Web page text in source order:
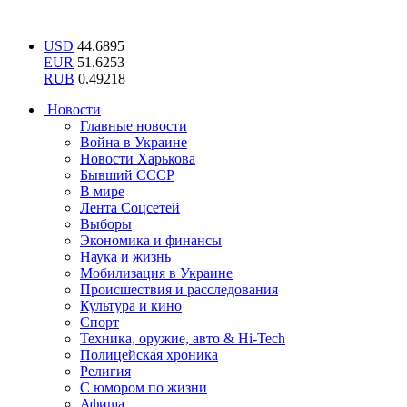
USD 44.6895
EUR 51.6253
RUB 0.49218
Новости
Главные новости
Война в Украине
Новости Харькова
Бывший СССР
В мире
Лента Соцсетей
Выборы
Экономика и финансы
Наука и жизнь
Мобилизация в Украине
Происшествия и расследования
Культура и кино
Спорт
Техника, оружие, авто & Hi-Tech
Полицейская хроника
Религия
С юмором по жизни
Афиша